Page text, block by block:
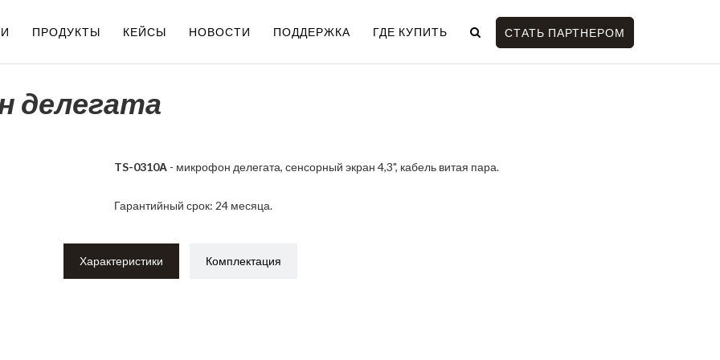
ПРОДУКТЫ КЕЙСЫ НОВОСТИ ПОДДЕРЖКА ГДЕ КУПИТЬ СТАТЬ ПАРТНЕРОМ
делегата
TS-0310А- микрофон делегата, сенсорный экран 4,3", кабель витая пара.
Гарантийный срок: 24 месяца.
Характеристики Комплектация